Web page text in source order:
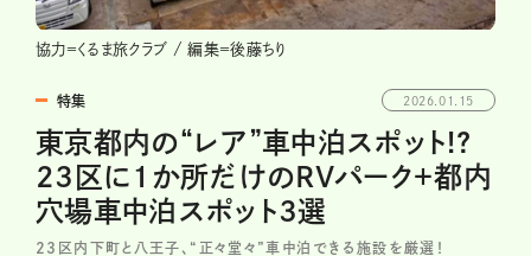
協力＝くるま旅クラブ / 編集＝後藤ちり
特集 2026.01.15
東京都内の“レア”車中泊スポット!?
23区に1か所だけのRVパーク＋都内
穴場車中泊スポット3選
23区内下町と八王子、“正々堂々”車中泊できる施設を厳選！